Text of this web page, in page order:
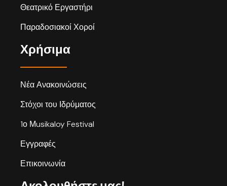
Θεατρικό Εργαστήρι
Παραδοσιακοί Χοροί
Χρήσιμα
Νέα Ανακοινώσεις
Στόχοι του Ιδρύματος
1ο Μusikaloy Festival
Εγγραφές
Επικοινωνία